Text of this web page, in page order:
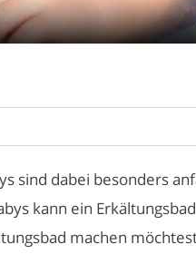
sind dabei besonders
kann ein
machen